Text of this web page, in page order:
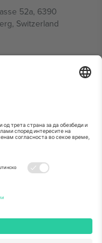
52a, 6390
Switzerland
Silicon Oasis, DDP
и/или доменот.
на настанот.,